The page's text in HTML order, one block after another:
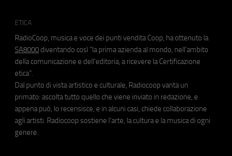
ETICA
RadioCoop, musica e voce dei punti vendita Coop, ha ottenuto la
SA8000 diventando così "la prima azienda al mondo, nell'ambito
della comunicazione e dell'editoria, a ricevere la Certificazione
etica".
Dal punto di vista artistico e culturale, Radiocoop vanta un
primato: ascolta tutto quello che viene inviato in redazione, e
appena può, lo recensisce, e in alcuni casi, chiede collaborazione
agli artisti. Radiocoop sostiene l'arte, la cultura e la musica di ogni
genere.